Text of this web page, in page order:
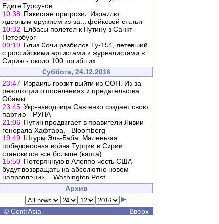
Едиге Турсунов
10:38 Пакистан пригрозил Израилю
ядерным оружием из-за... фейковой статьи
10:32
Елбасы полетел к Путину в Санкт-
Петербург
09:19 Близ Сочи разбился Ту-154, летевший
с российскими артистами и журналистами в
Сирию - около 100 погибших
Суббота, 24.12.2016
23:47
Израиль грозит выйти из ООН. Из-за
резолюции о поселениях и предательства
Обамы
23:45 Укр-наводчица Савченко создает свою
партию - РУНА
21:06 Путин продвигает в правители Ливии
генерала Хафтара, - Bloomberg
19:49 Штурм Эль-Баба. Маленькая
победоносная война Турции в Сирии
становится все больше (карта)
15:50 Потерянную в Алеппо честь США
будут возвращать на абсолютно новом
направлении, - Washington Post
Архив
© CentrAsia Вверх